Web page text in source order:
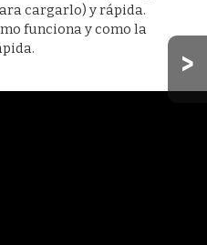
cargarlo) y rápida.
funciona y como la